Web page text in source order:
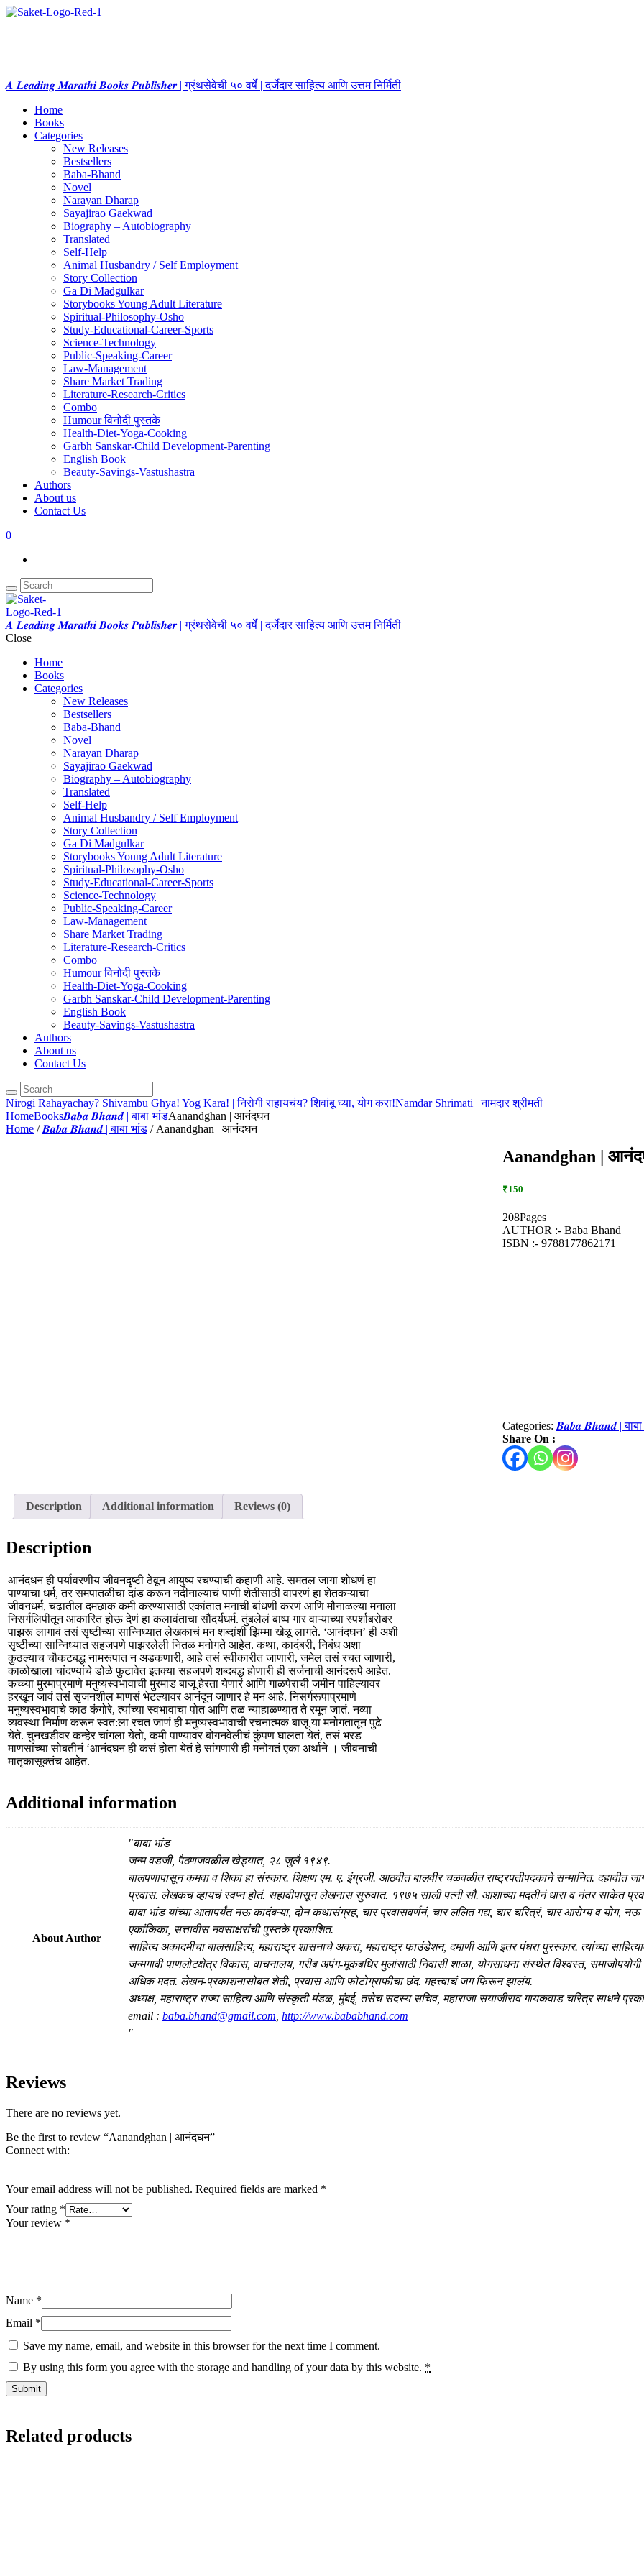
𝑨 𝑳𝒆𝒂𝒅𝒊𝒏𝒈 𝑴𝒂𝒓𝒂𝒕𝒉𝒊 𝑩𝒐𝒐𝒌𝒔 𝑷𝒖𝒃𝒍𝒊𝒔𝒉𝒆𝒓 | ग्रंथसेवेची ५० वर्षे | दर्जेदार साहित्य आणि उत्तम निर्मिती
Home
Books
Categories
New Releases
Bestsellers
Baba-Bhand
Novel
Narayan Dharap
Sayajirao Gaekwad
Biography – Autobiography
Translated
Self-Help
Animal Husbandry / Self Employment
Story Collection
Ga Di Madgulkar
Storybooks Young Adult Literature
Spiritual-Philosophy-Osho
Study-Educational-Career-Sports
Science-Technology
Public-Speaking-Career
Law-Management
Share Market Trading
Literature-Research-Critics
Combo
Humour विनोदी पुस्तके
Health-Diet-Yoga-Cooking
Garbh Sanskar-Child Development-Parenting
English Book
Beauty-Savings-Vastushastra
Authors
About us
Contact Us
0
𝑨 𝑳𝒆𝒂𝒅𝒊𝒏𝒈 𝑴𝒂𝒓𝒂𝒕𝒉𝒊 𝑩𝒐𝒐𝒌𝒔 𝑷𝒖𝒃𝒍𝒊𝒔𝒉𝒆𝒓 | ग्रंथसेवेची ५० वर्षे | दर्जेदार साहित्य आणि उत्तम निर्मिती
Close
Home
Books
Categories
New Releases
Bestsellers
Baba-Bhand
Novel
Narayan Dharap
Sayajirao Gaekwad
Biography – Autobiography
Translated
Self-Help
Animal Husbandry / Self Employment
Story Collection
Ga Di Madgulkar
Storybooks Young Adult Literature
Spiritual-Philosophy-Osho
Study-Educational-Career-Sports
Science-Technology
Public-Speaking-Career
Law-Management
Share Market Trading
Literature-Research-Critics
Combo
Humour विनोदी पुस्तके
Health-Diet-Yoga-Cooking
Garbh Sanskar-Child Development-Parenting
English Book
Beauty-Savings-Vastushastra
Authors
About us
Contact Us
Nirogi Rahayachay? Shivambu Ghya! Yog Kara! | निरोगी राहायचंय? शिवांबू घ्या, योग करा!Namdar Shrimati | नामदार श्रीमती
HomeBooks𝑩𝒂𝒃𝒂 𝑩𝒉𝒂𝒏𝒅 | बाबा भांडAanandghan | आनंदघन
Home /𝑩𝒂𝒃𝒂 𝑩𝒉𝒂𝒏𝒅 | बाबा भांड / Aanandghan | आनंदघन
Aanandghan |
₹150
208Pages
AUTHOR :- Baba Bhand
ISBN :- 9788177862171
Categories: 𝑩𝒂𝒃𝒂 𝑩𝒉𝒂𝒏𝒅 | बाबा
Share On :
Description Additional information Reviews (0)
Description
आनंदधन ही पर्यावरणीय जीवनदृष्टी ठेवून आयुष्य रचण्याची कहाणी आहे. समतल जागा शोधणं हा
पाण्याचा धर्म, तर समपातळीचा दांड करून नदीनाल्याचं पाणी शेतीसाठी वापरणं हा शेतकऱ्याचा
जीवनधर्म, चढातील दमछाक कमी करण्यासाठी एकांतात मनाची बांधणी करणं आणि मौनाळल्या मनाला
निसर्गलिपीतून आकारित होऊ देणं हा कलावंताचा सौंदर्यधर्म. तुंबलेलं बाष्प गार वाऱ्याच्या स्पर्शाबरोबर
पाझरू लागावं तसं सृष्टीच्या सान्निध्यात लेखकाचं मन शब्दांशी झिम्मा खेळू लागते. ‘आनंदघन’ ही अशी
सृष्टीच्या सान्निध्यात सहजपणे पाझरलेली नितळ मनोगते आहेत. कथा, कादंबरी, निबंध अशा
कुठल्याच चौकटबद्ध नामरूपात न अडकणारी, आहे तसं स्वीकारीत जाणारी, जमेल तसं रचत जाणारी,
काळोखाला चांदण्यांचे डोळे फुटावेत इतक्या सहजपणे शब्दबद्ध होणारी ही सर्जनाची आनंदरूपे आहेत.
कच्च्या मुरमाप्रमाणे मनुष्यस्वभावाची मुरमाड बाजू हेरता येणारं आणि गाळपेराची जमीन पाहिल्यावर
हरखून जावं तसं सृजनशील माणसं भेटल्यावर आनंदून जाणार हे मन आहे. निसर्गरूपाप्रमाणे
मनुष्यस्वभावाचे काठ कंगोरे, त्यांच्या स्वभावाचा पोत आणि तळ न्याहाळण्यात ते रमून जातं. नव्या
व्यवस्था निर्माण करून स्वत:ला रचत जाणं ही मनुष्यस्वभावाची रचनात्मक बाजू या मनोगतातून पुढे
येते. चुनखडीवर कन्हेर चांगला येतो, कमी पाण्यावर बोगनवेलीचं कुंपण घालता येतं, तसं भरड
माणसांच्या सोबतीनं ‘आनंदघन ही कसं होता येतं हे सांगणारी ही मनोगतं एका अर्थाने । जीवनाची
मातृकासूक्तंच आहेत.
Additional information
About Author
"बाबा भांड
जन्म वडजी, पैठणजवळील खेड्यात, २८ जुलै १९४९.
बालपणापासून कमवा व शिका हा संस्कार. शिक्षण एम. ए. इंग्रजी. आठवीत बालवीर चळवळीत राष्ट्रपतीपदकाने सन्मानित. दहावीत
प्रवास. लेखकच व्हायचं स्वप्न होतं. सहावीपासून लेखनास सुरुवात. १९७५ साली पत्नी सौ. आशाच्या मदतीनं धारा व नंतर साकेत
बाबा भांड यांच्या आतापर्यंत नऊ कादंबऱ्या, दोन कथासंग्रह, चार प्रवासवर्णनं, चार ललित गद्य, चार चरित्रं, चार आरोग्य व योग,
एकांकिका, सत्तावीस नवसाक्षरांची पुस्तके प्रकाशित.
साहित्य अकादमीचा बालसाहित्य, महाराष्ट्र शासनाचे अकरा, महाराष्ट्र फाउंडेशन, दमाणी आणि इतर पंधरा पुरस्कार. त्यांच्या
जन्मगावी पाणलोटक्षेत्र विकास, वाचनालय, गरीब अपंग-मूकबधिर मुलांसाठी निवासी शाळा, योगसाधना संस्थेत विश्वस्त,
अधिक मदत. लेखन-प्रकाशनासोबत शेती, प्रवास आणि फोटोग्राफीचा छंद. महत्त्वाचं जग फिरून झालंय.
अध्यक्ष, महाराष्ट्र राज्य साहित्य आणि संस्कृती मंडळ, मुंबई, तसेच सदस्य सचिव, महाराजा सयाजीराव गायकवाड चरित्र साधने
email : baba.bhand@gmail.com http://www.bababhand.com
"
Reviews
There are no reviews yet.
Be the first to review “Aanandghan | आनंदघन”
Connect with:
Your email address will not be published. Required fields are marked *
Your rating *
Your review *
Name *
Email *
Save my name, email, and website in this browser for the next time I comment.
By using this form you agree with the storage and handling of your data by this website. *
Related products